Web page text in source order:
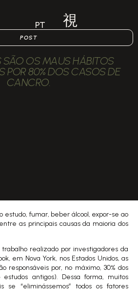
PT
POST
SÃO OS MAUS HÁBITOS
POR 80% DOS CASOS DE
CANCRO.
estudo, fumar, beber álcool, expor-se ao
as principais causas da maioria dos
realizado por investigadores da
em Nova York, nos Estados Unidos, as
responsáveis por, no máximo, 30% dos
estudos antigos). Dessa forma, muitos
se “eliminássemos” todos os fatores